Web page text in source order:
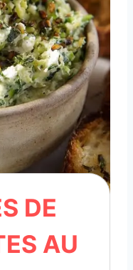
DE
AU